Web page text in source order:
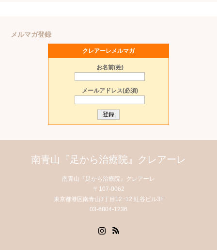
メルマガ登録
クレアーレメルマガ
お名前(姓)
メールアドレス(必須)
南青山『足から治療院』クレアーレ
南青山『足から治療院』クレアーレ
〒107-0062
東京都港区南青山3丁目12−12 紅谷ビル3F
03-6804-1236